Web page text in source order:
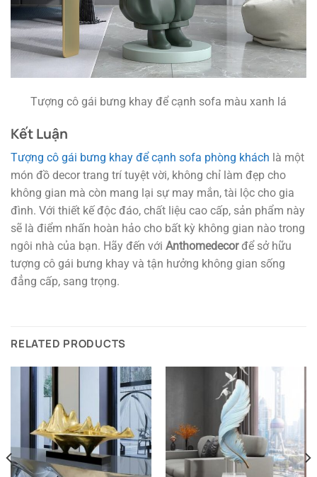
Tượng cô gái bưng khay để cạnh sofa màu xanh lá
Kết Luận
Tượng cô gái bưng khay để cạnh sofa phòng khách là một
món đồ decor trang trí tuyệt vời, không chỉ làm đẹp cho
không gian mà còn mang lại sự may mắn, tài lộc cho gia
đình. Với thiết kế độc đáo, chất liệu cao cấp, sản phẩm này
sẽ là điểm nhấn hoàn hảo cho bất kỳ không gian nào trong
ngôi nhà của bạn. Hãy đến với Anthomedecorđể sở hữu
tượng cô gái bưng khay và tận hưởng không gian sống
đẳng cấp, sang trọng.
RELATED PRODUCTS